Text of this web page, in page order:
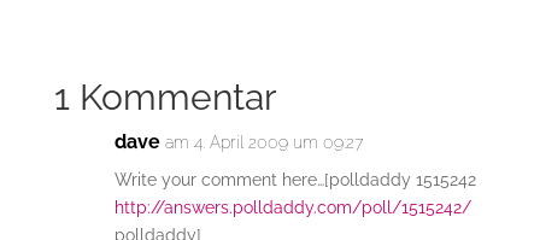
1 Kommentar
dave am 4. April 2009 um 09:27
Write your comment here…[polldaddy 1515242
http://answers.polldaddy.com/poll/1515242/
polldaddy]